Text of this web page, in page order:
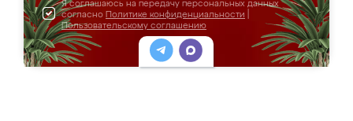
Я соглашаюсь на передачу персональных данных
согласно Политике конфиденциальности
Пользовательскому соглашению